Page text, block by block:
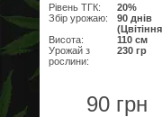
Рівень ТГК:
20%
Збір урожаю:
90 днів
Висота:
110 см
Урожай з
рослини:
230 гр
90 грн